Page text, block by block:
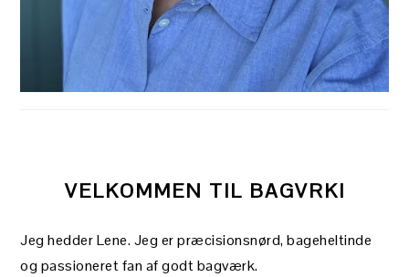
VELKOMMEN TIL BAGVRK!
Jeg hedder Lene. Jeg er præcisionsnørd, bageheltinde
og passioneret fan af godt bagværk.